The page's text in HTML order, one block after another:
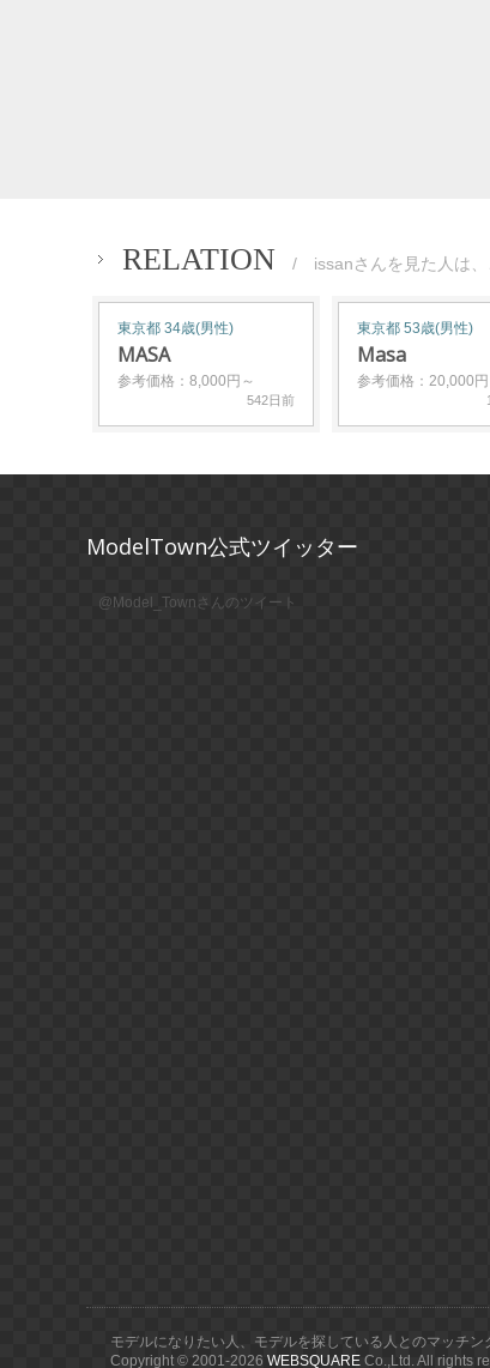
RELATION / issanさんを見た人は、
東京都 34歳(男性)
MASA
参考価格：8,000円～
542日前
東京都 53歳(男性)
Masa
参考価格：20,000円
ModelTown公式ツイッター
@Model_Townさんのツイート
モデルになりたい人、モデルを探している人とのマッチ
Copyright © 2001-2026 WEBSQUARE Co.,Ltd. All rights